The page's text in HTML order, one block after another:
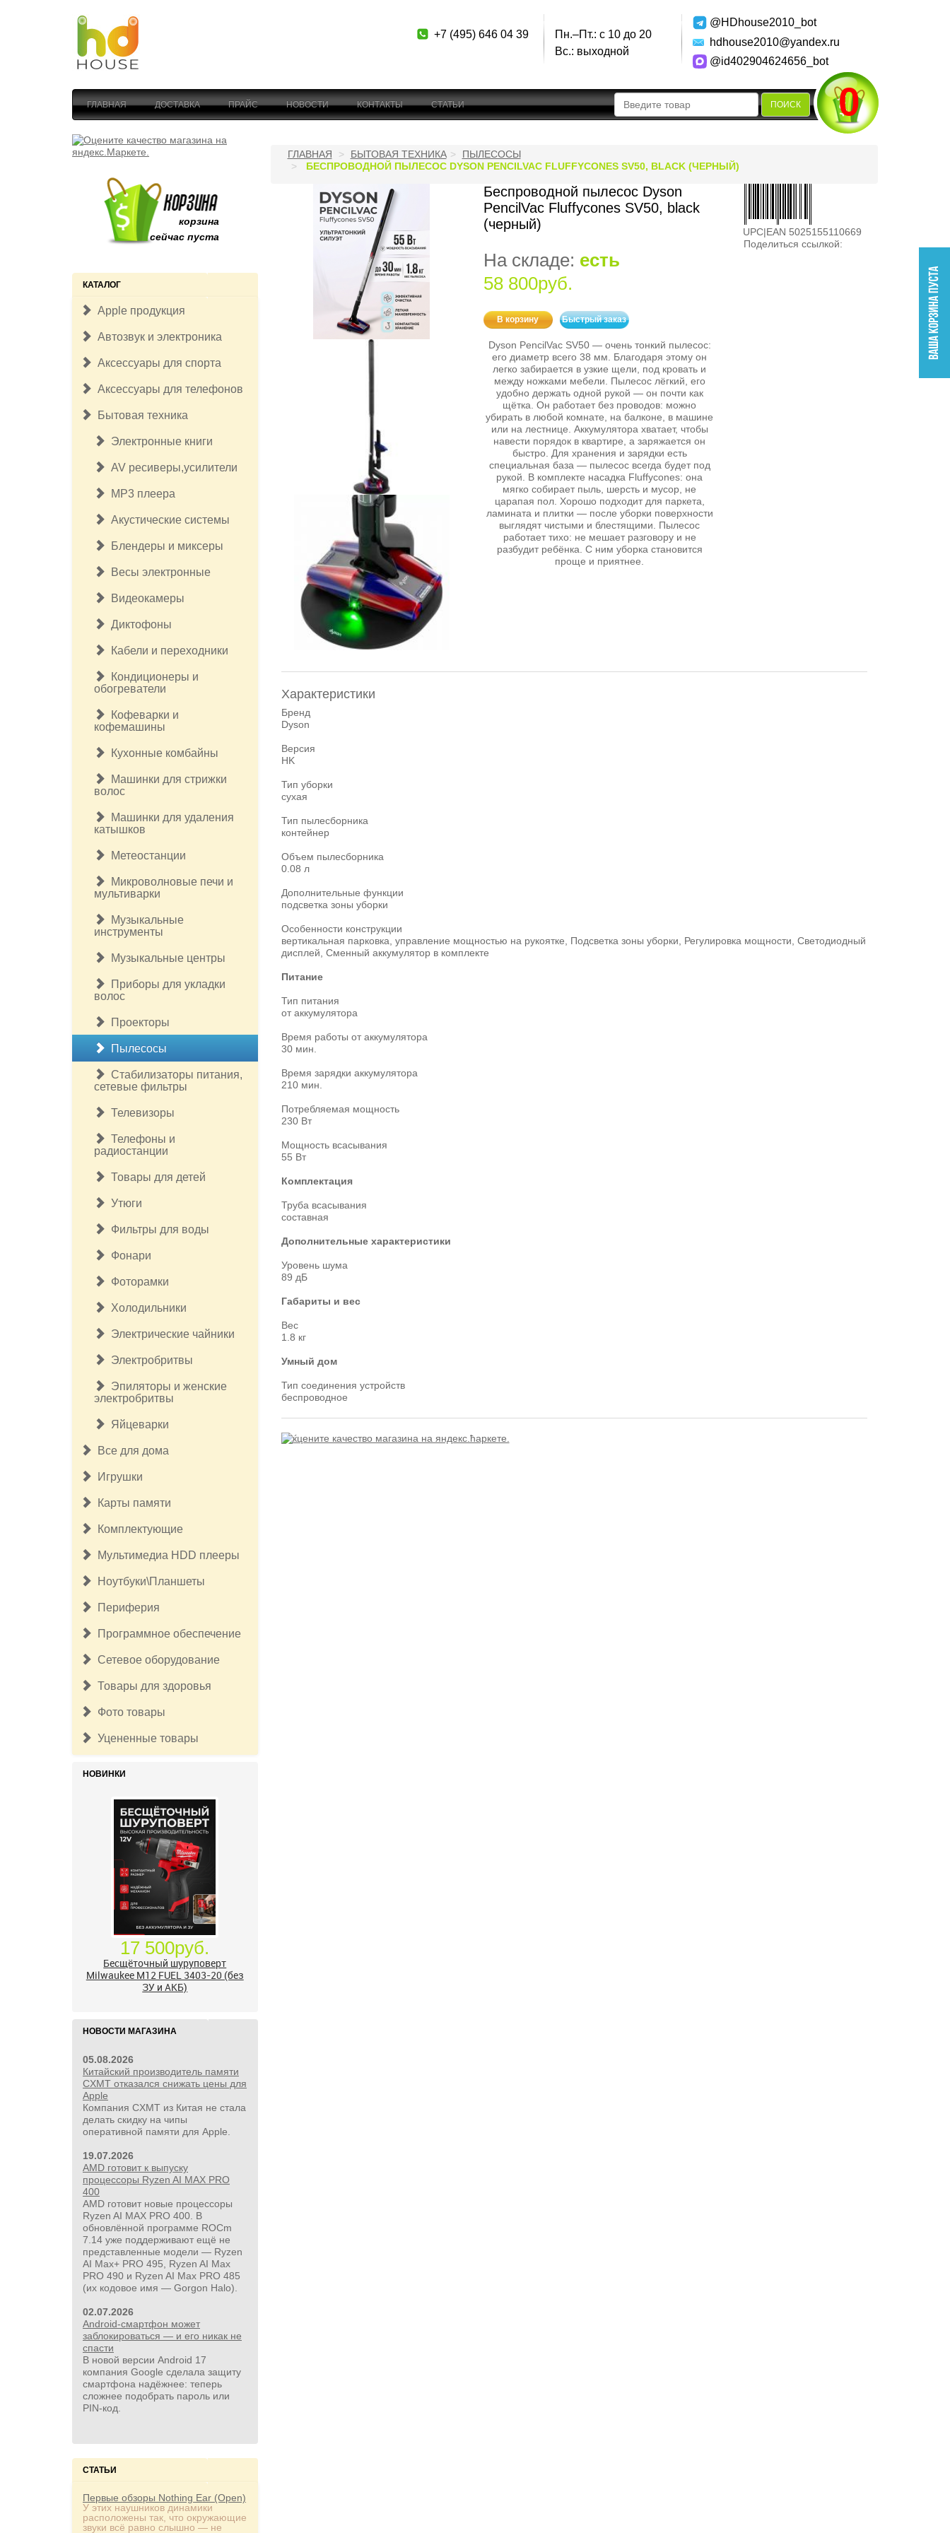
+7 (495) 646 04 39
Пн.–Пт.: с 10 до 20
Вс.: выходной
@HDhouse2010_bot
hdhouse2010@yandex.ru
@id402904624656_bot
ГЛАВНАЯ ДОСТАВКА ПРАЙС НОВОСТИ КОНТАКТЫ СТАТЬИ ПОИСК 0
корзина
сейчас пуста
КАТАЛОГ
Apple продукция
Автозвук и электроника
Аксессуары для спорта
Аксессуары для телефонов
Бытовая техника
Электронные книги
AV ресиверы,усилители
MP3 плеера
Акустические системы
Блендеры и миксеры
Весы электронные
Видеокамеры
Диктофоны
Кабели и переходники
Кондиционеры и
обогреватели
Кофеварки и
кофемашины
Кухонные комбайны
Машинки для стрижки
волос
Машинки для удаления
катышков
Метеостанции
Микроволновые печи и
мультиварки
Музыкальные
инструменты
Музыкальные центры
Приборы для укладки
волос
Проекторы
Пылесосы
Стабилизаторы питания,
сетевые фильтры
Телевизоры
Телефоны и
радиостанции
Товары для детей
Утюги
Фильтры для воды
Фонари
Фоторамки
Холодильники
Электрические чайники
Электробритвы
Эпиляторы и женские
электробритвы
Яйцеварки
Все для дома
Игрушки
Карты памяти
Комплектующие
Мультимедиа HDD плееры
Ноутбуки\Планшеты
Периферия
Программное обеспечение
Сетевое оборудование
Товары для здоровья
Фото товары
Уцененные товары
НОВИНКИ
Бесщёточный шуруповерт
Milwaukee M12 FUEL 3403-20 (без
ЗУ и АКБ)
24 500руб.
УШМ болгарка Milwaukee M18
FUEL 2888-20 125 мм, красный
НОВОСТИ МАГАЗИНА
05.08.2026
Китайский производитель памяти
CXMT отказался снижать цены для
Apple
Компания CXMT из Китая не стала
делать скидку на чипы
оперативной памяти для Apple.
19.07.2026
AMD готовит к выпуску
процессоры Ryzen AI MAX PRO
400
AMD готовит новые процессоры
Ryzen AI MAX PRO 400. В
обновлённой программе ROCm
7.14 уже поддерживают ещё не
представленные модели — Ryzen
AI Max+ PRO 495, Ryzen AI Max
PRO 490 и Ryzen AI Max PRO 485
(их кодовое имя — Gorgon Halo).
02.07.2026
Android-смартфон может
заблокироваться — и его никак не
спасти
В новой версии Android 17
компания Google сделала защиту
смартфона надёжнее: теперь
сложнее подобрать пароль или
PIN‑код.
СТАТЬИ
Первые обзоры Nothing Ear (Open)
У этих наушников динамики
расположены так, что окружающие
звуки всё равно слышно — не
ГЛАВНАЯ БЫТОВАЯ ТЕХНИКА
ПЫЛЕСОСЫ
БЕСПРОВОДНОЙ ПЫЛЕСОС DYSON PENCILVAC FLUFFYCONES SV50, BLACK (ЧЕРНЫЙ)
Беспроводной пылесос Dyson
PencilVac Fluffycones SV50, black
(черный)
На складе: есть
58 800руб.
В корзину Быстрый заказ
Dyson PencilVac SV50 — очень тонкий пылесос:
его диаметр всего 38 мм. Благодаря этому он
легко забирается в узкие щели, под кровать и
между ножками мебели. Пылесос лёгкий, его
удобно держать одной рукой — он почти как
щётка. Он работает без проводов: можно
убирать в любой комнате, на балконе, в машине
или на лестнице. Аккумулятора хватает, чтобы
навести порядок в квартире, а заряжается он
быстро. Для хранения и зарядки есть
специальная база — пылесос всегда будет под
рукой. В комплекте насадка Fluffycones: она
мягко собирает пыль, шерсть и мусор, не
царапая пол. Хорошо подходит для паркета,
ламината и плитки — после уборки поверхности
выглядят чистыми и блестящими. Пылесос
работает тихо: не мешает разговору и не
разбудит ребёнка. С ним уборка становится
проще и приятнее.
UPC|EAN 5025155110669
Поделиться ссылкой:
Характеристики
Бренд
Dyson
Версия
HK
Тип уборки
сухая
Тип пылесборника
контейнер
Объем пылесборника
0.08 л
Дополнительные функции
подсветка зоны уборки
Особенности конструкции
вертикальная парковка, управление мощностью на рукоятке, Подсветка зоны уборки, Регулировка мощности, Светодиодный
дисплей, Сменный аккумулятор в комплекте
Питание
Тип питания
от аккумулятора
Время работы от аккумулятора
30 мин.
Время зарядки аккумулятора
210 мин.
Потребляемая мощность
230 Вт
Мощность всасывания
55 Вт
Комплектация
Труба всасывания
составная
Дополнительные характеристики
Уровень шума
89 дБ
Габариты и вес
Вес
1.8 кг
Умный дом
Тип соединения устройств
беспроводное